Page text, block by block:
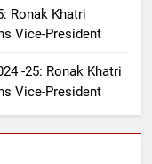
Ronak Khatri
Vice-President
-25: Ronak Khatri
Vice-President